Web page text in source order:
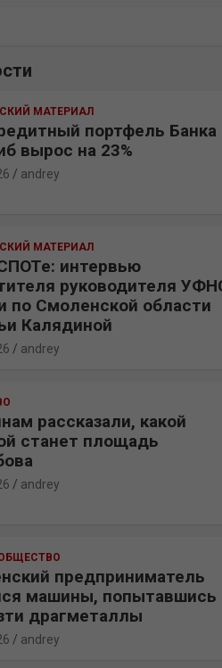
МАТЕРИАЛ
портфель Банка
вырос на 23%
andrey
МАТЕРИАЛ
интервью
руководителя
по Смоленской области
Калядиной
andrey
рассказали, какой
станет площадь
andrey
предприниматель
машины, попытавшись
драгметаллы
andrey